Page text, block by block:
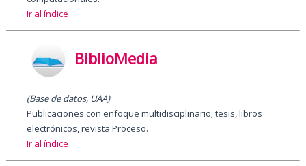
Ir al índice
BiblioMedia
(Base de datos, UAA)
Publicaciones con enfoque multidisciplinario; tesis, libros
electrónicos, revista Proceso.
Ir al índice